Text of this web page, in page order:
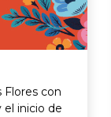
Flores con
inicio de